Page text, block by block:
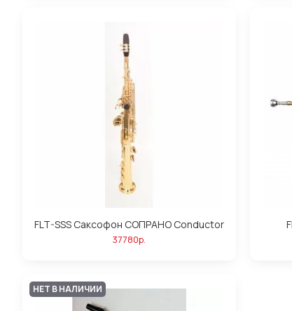
FLT-SSS Саксофон СОПРАНО Conductor
37780р.
НЕТ В НАЛИЧИИ